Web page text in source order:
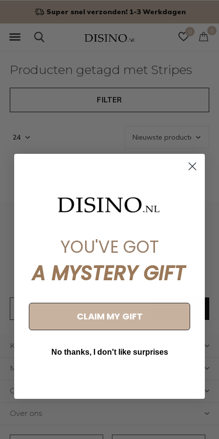
0 0
Super snel verzonden! 1-3 Werkdagen
Producten getagd met Stripes
FILTER
Meld je aan voor onze
Ontvang de nieuwste aanbiedingen en promoties
ABONNEER
Klantenservice
Mijn account
Categorieën
Over ons
YOU'VE GOT
A MYSTERY GIFT
CLAIM MY GIFT
No thanks, I don't like surprises